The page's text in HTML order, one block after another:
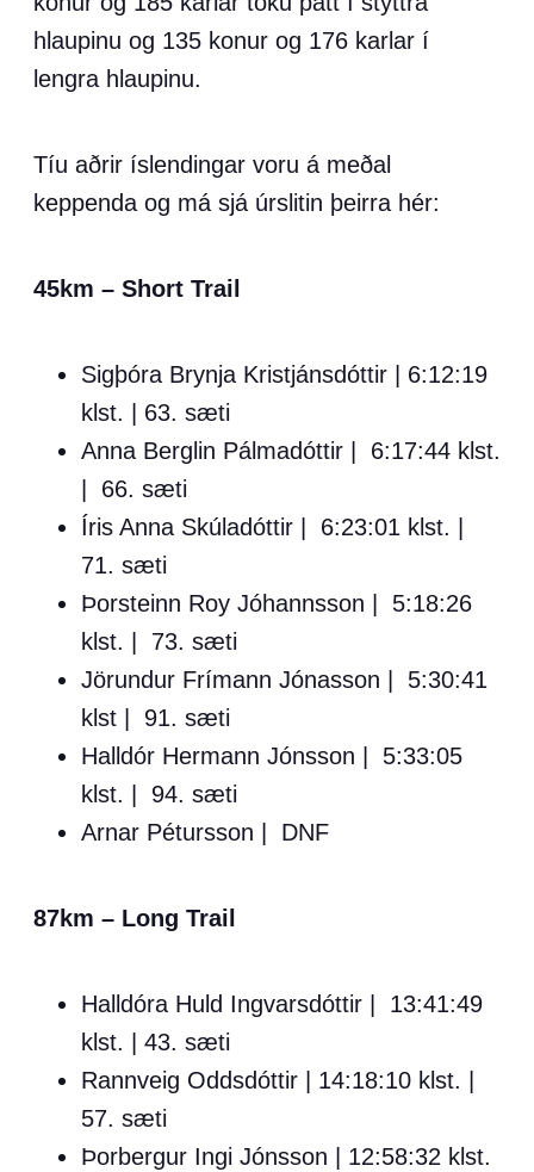
hlaupinu og 135 konur og 176 karlar í
lengra hlaupinu.
Tíu aðrir íslendingar voru á meðal
keppenda og má sjá úrslitin þeirra hér:
45km – Short Trail
Sigþóra Brynja Kristjánsdóttir | 6:12:19
klst. | 63. sæti
Anna Berglin Pálmadóttir | 6:17:44 klst.
| 66. sæti
Íris Anna Skúladóttir | 6:23:01 klst. |
71. sæti
Þorsteinn Roy Jóhannsson | 5:18:26
klst. | 73. sæti
Jörundur Frímann Jónasson | 5:30:41
klst | 91. sæti
Halldór Hermann Jónsson | 5:33:05
klst. | 94. sæti
Arnar Pétursson | DNF
87km – Long Trail
Halldóra Huld Ingvarsdóttir | 13:41:49
klst. | 43. sæti
Rannveig Oddsdóttir | 14:18:10 klst. |
57. sæti
Þorbergur Ingi Jónsson | 12:58:32 klst.